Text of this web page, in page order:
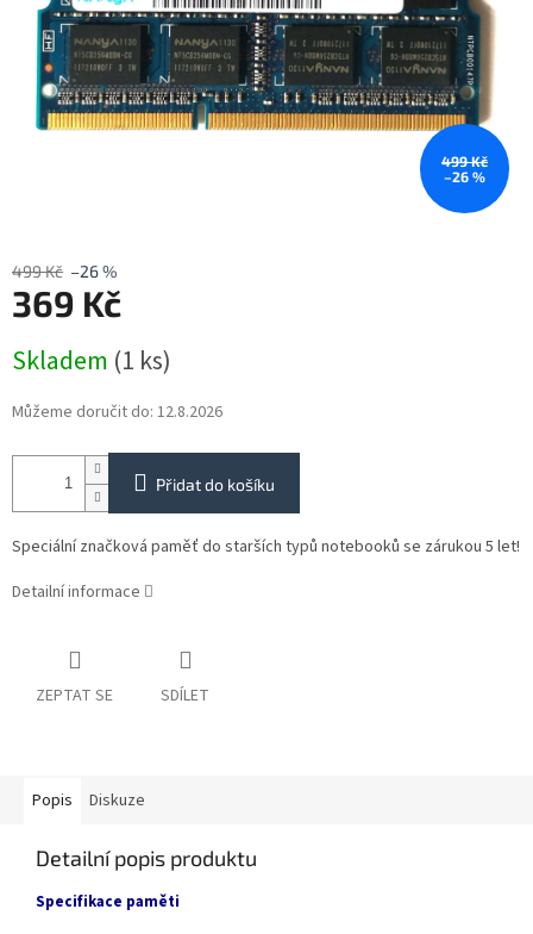
499 Kč
–26 %
499 Kč –26 %
369 Kč
cena:
Skladem (1 ks)
Můžeme doručit do: 12.8.2026
Přidat do košíku
Speciální značková paměť do starších typů notebooků se zárukou 5 let!
Detailní informace
ZEPTAT SE SDÍLET
Popis Diskuze
Detailní popis produktu
Specifikace paměti